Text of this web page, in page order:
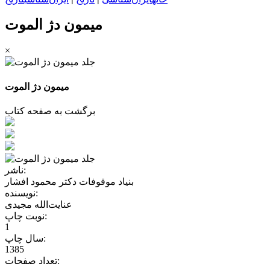
میمون دژ الموت
×
میمون دژ الموت
برگشت به صفحه کتاب
ناشر:
بنیاد موقوفات دکتر محمود افشار
نویسنده:
عنایت‌الله مجیدی
نوبت چاپ:
1
سال چاپ:
1385
تعداد صفحات: